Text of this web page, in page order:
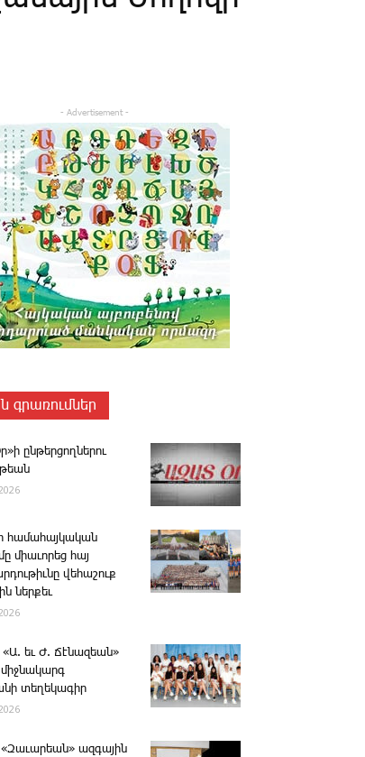
- Advertisement -
գրառումներ
ընթերցողներու
համահայկական
միաւորեց հայ
վեհաշուք
ներքեւ
եւ Ժ. ­Ճէնազեան»
տեղեկագիր
«Զաւարեան» ազգային